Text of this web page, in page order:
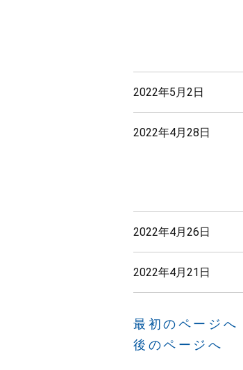
2022年5月2日
2022年4月28日
2022年4月26日
2022年4月21日
最初のページへ
後のページへ